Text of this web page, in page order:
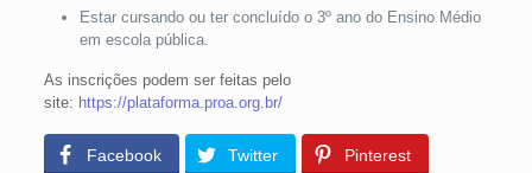
Estar cursando ou ter concluído o 3º ano do Ensino Médio
em escola pública.
As inscrições podem ser feitas pelo
site: https://plataforma.proa.org.br/
Facebook Twitter Pinterest